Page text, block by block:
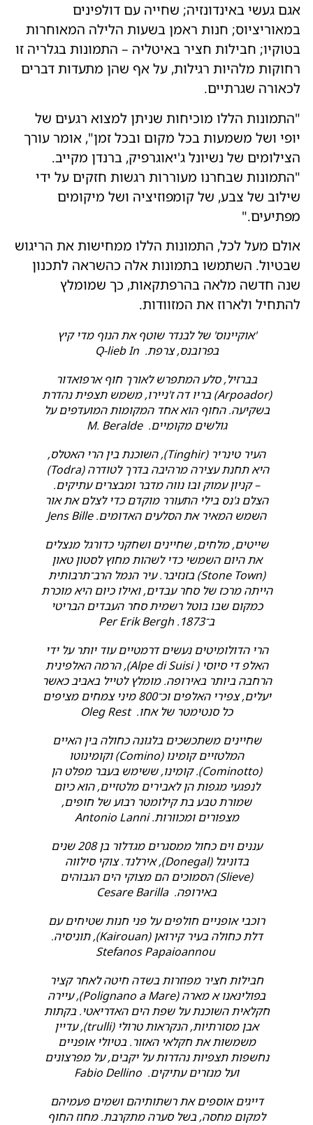
אגם געשי באינדונזיה; שחייה עם דולפינים
במאוריציוס; חנות ראמן בשעות הלילה המאוחרות
בטוקיו; חבילות חציר באיטליה – התמונות בגלריה זו
רחוקות מלהיות רגילות, על אף שהן מתעדות דברים
לכאורה שגרתיים.
"התמונות הללו מוכיחות שניתן למצוא רגעים של
יופי ושל משמעות בכל מקום ובכל זמן", אומר עורך
הצילומים של נשיונל ג'יאוגרפיק, ברנדן מקייב.
"התמונות שבחרנו מעוררות רגשות חזקים על ידי
שילוב של צבע, של קומפוזיציה ושל מיקומים
מפתיעים."
אולם מעל לכל, התמונות הללו ממחישות את הריגוש
שבטיול. השתמשו בתמונות אלה כהשראה לתכנון
שנה חדשה מלאה בהרפתקאות, כך שמומלץ
להתחיל ולארוז את המזוודות.
'אוקיינוס' ​​של לבנדר שוטף את הנוף מדי קיץ
בפרובנס, צרפת. Q-lieb In
בברזיל, סלע המתפרש לאורך חוף ארפואדור
(Arpoador) בריו דה ז'ניירו, משמש תצפית נהדרת
בשקיעה. החוף הוא אחד המקומות המועדפים על
גולשים מקומיים. M. Beralde
העיר טינריר (Tinghir), השוכנת בין הרי האטלס,
היא תחנת עצירה מרהיבה בדרך לטודרה (Todra)
– קניון עמוק ובו נווה מדבר ומבצרים עתיקים.
הצלם ג'נס בילי התעורר מוקדם כדי לצלם את אור
השמש המאיר את הסלעים האדומים. Jens Bille
שייטים, מלחים, שחיינים ושחקני כדורגל מנצלים
את היום השמשי כדי לשהות מחוץ לסטון טאון
(Stone Town) בזנזיבר. עיר הנמל הרב־תרבותית
הייתה מרכז של סחר עבדים, ואילו כיום היא מוכרת
כמקום שבו בוטל רשמית סחר העבדים הבריטי
ב־1873. Per Erik Bergh
הרי הדולומיטים נעשים דרמטיים עוד יותר על ידי
האלפ די סיוסי ( Alpe di Suisi), הרמה האלפינית
הרחבה ביותר באירופה. מומלץ לטייל באביב כאשר
יעלים, צפירי האלפים וכ־800 מיני צמחים מציפים
כל סנטימטר של אחו. Oleg Rest
שחיינים משתכשכים בלגונה כחולה בין האיים
המלטזיים קומינו (Comino) וקומינוטו
(Cominotto). קומינו, ששימש בעבר מפלט הן
לנפגעי מגפות הן לאבירים מלטזיים, הוא כיום
שמורת טבע בת קילומטר רבוע של חופים,
מצפורים ומכוורות. Antonio Lanni
עננים וים כחול ממסגרים מגדלור בן 208 שנים
בדוניגל (Donegal), אירלנד. צוקי סילווה
(Slieve) הסמוכים הם מצוקי הים הגבוהים
באירופה. Cesare Barilla
רוכבי אופניים חולפים על פני חנות שטיחים עם
דלת כחולה בעיר קירואן (Kairouan), תוניסיה.
Stefanos Papaioannou
חבילות חציר מפוזרות בשדה חיטה לאחר קציר
בפולינאנו א מארה (Polignano a Mare), עיירה
חקלאית השוכנת על שפת הים האדריאטי. בקתות
אבן מסורתיות, הנקראות טרולי (trulli), עדיין
משמשות את חקלאי האזור. בטיולי אופניים
נחשפות תצפיות נהדרות על יקבים, על מפרצונים
ועל מנזרים עתיקים. Fabio Dellino
דייגים אוספים את רשתותיהם ושמים פעמיהם
למקום מחסה, בשל סערה מתקרבת. מחוז החוף